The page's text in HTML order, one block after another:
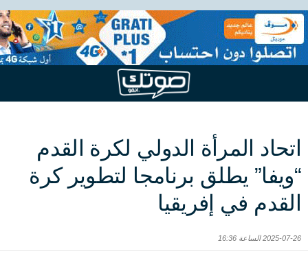
اتحاد المرأة الدولي لكرة القدم
“ويفا” يطلق برنامجا لتطوير كرة
القدم في إفريقيا
2025-07-26 الساعة 16:36